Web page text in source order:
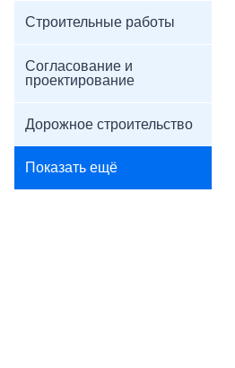
Строительные работы
Согласование и
проектирование
Дорожное строительство
Показать ещё